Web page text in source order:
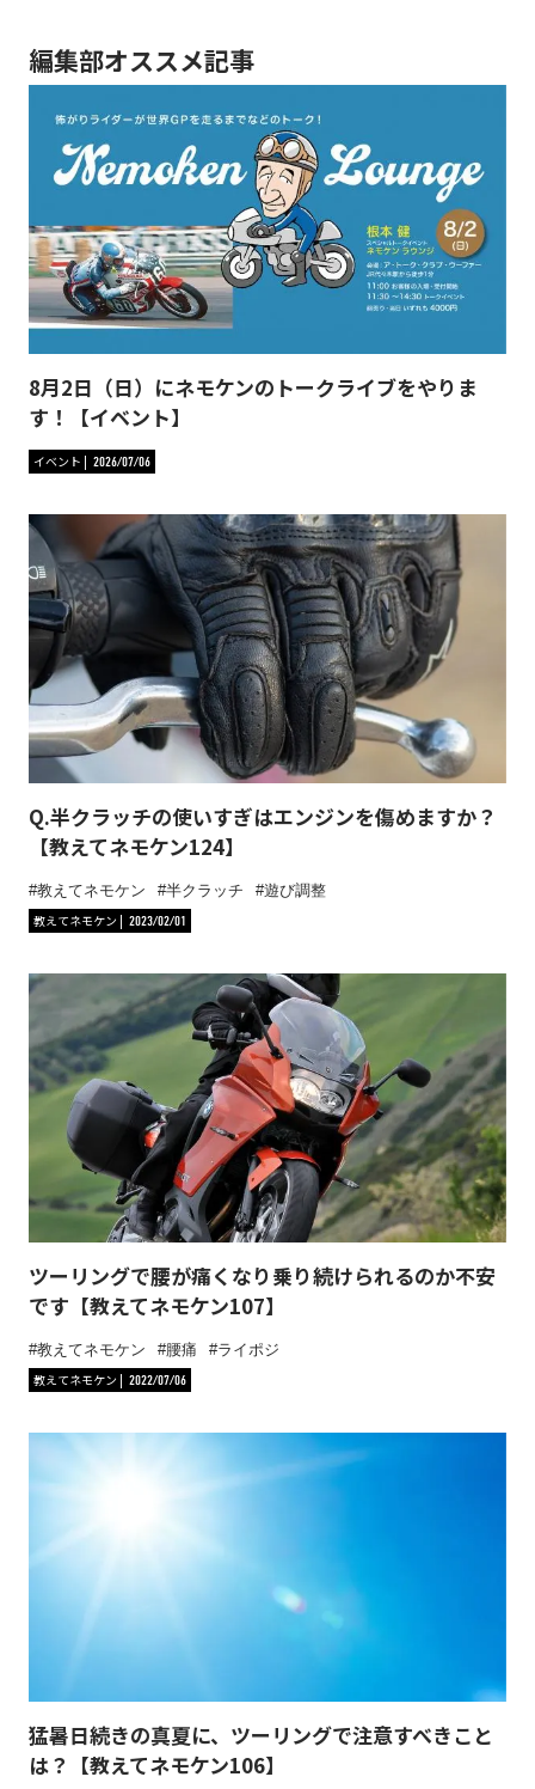
編集部オススメ記事
8月2日（日）にネモケンのトークライブをやりま
す！【イベント】
イベント 2026/07/06
Q.半クラッチの使いすぎはエンジンを傷めますか？
【教えてネモケン124】
教えてネモケン 半クラッチ
遊び調整
教えてネモケン
2023/02/01
ツーリングで腰が痛くなり乗り続けられるのか不安
です【教えてネモケン107】
教えてネモケン 腰痛
ライポジ
教えてネモケン
2022/07/06
猛暑日続きの真夏に、ツーリングで注意すべきこと
は？【教えてネモケン106】